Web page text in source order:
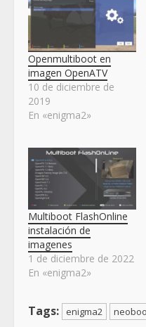
Openmultiboot en
imagen OpenATV
10 de diciembre de
2019
En «enigma2»
Multiboot FlashOnline
instalación de
imagenes
1 de diciembre de 2022
En «enigma2»
Tags: enigma2